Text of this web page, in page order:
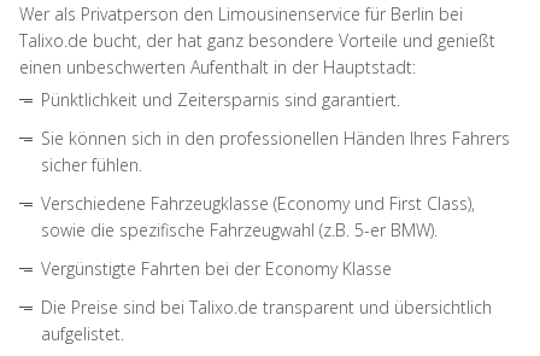
Wer als Privatperson den Limousinenservice für Berlin bei
Talixo.de bucht, der hat ganz besondere Vorteile und genießt
einen unbeschwerten Aufenthalt in der Hauptstadt:
Pünktlichkeit und Zeitersparnis sind garantiert.
Sie können sich in den professionellen Händen Ihres Fahrers
sicher fühlen.
Verschiedene Fahrzeugklasse (Economy und First Class),
sowie die spezifische Fahrzeugwahl (z.B. 5-er BMW).
Vergünstigte Fahrten bei der Economy Klasse
Die Preise sind bei Talixo.de transparent und übersichtlich
aufgelistet.